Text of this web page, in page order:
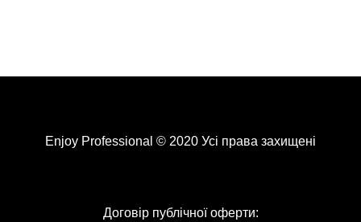
Enjoy Professional © 2020 Усі права захищені
Договір публічної оферти: